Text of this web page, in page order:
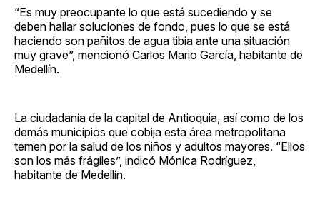
“Es muy preocupante lo que está sucediendo y se
deben hallar soluciones de fondo, pues lo que se está
haciendo son pañitos de agua tibia ante una situación
muy grave”, mencionó Carlos Mario García, habitante de
Medellín.
La ciudadanía de la capital de Antioquia, así como de los
demás municipios que cobija esta área metropolitana
temen por la salud de los niños y adultos mayores. “Ellos
son los más frágiles”, indicó Mónica Rodríguez,
habitante de Medellín.